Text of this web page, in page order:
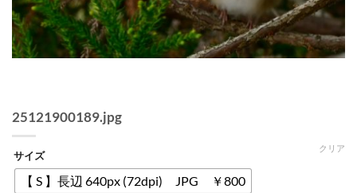
25121900189.jpg
サイズ
【 S 】長辺 640px (72dpi) JPG ￥800
クリア